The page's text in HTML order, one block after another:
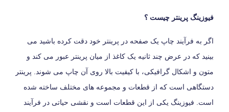
فیوزینگ پرینتر چیست ؟
اگر به فرآیند چاپ یک صفحه در پرینتر خود دقت کرده باشید می
‎بینید که در عرض چند ثانیه یک کاغذ از میان پرینتر عبور می ‎کند و
متون و اشکال گرافیکی، با کیفیت بالا روی آن چاپ می شوند. پرینتر
دستگاهی است که از قطعات و مجموعه های مختلف ساخته شده
است. فیوزینگ یکی از این قطعات است و نقشی حیاتی در فرآیند